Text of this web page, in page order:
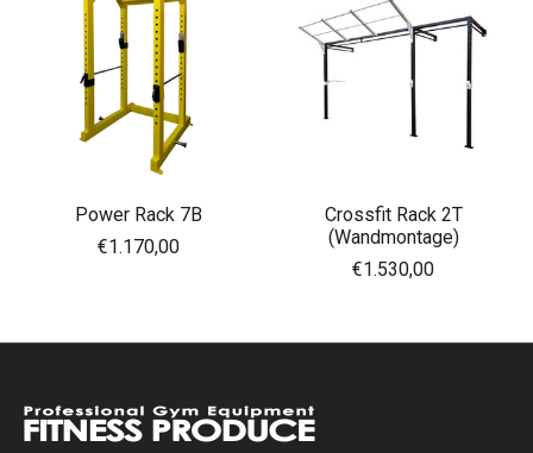
Power Rack 7B
€1.170,00
Crossfit Rack 2T
(Wandmontage)
€1.530,00